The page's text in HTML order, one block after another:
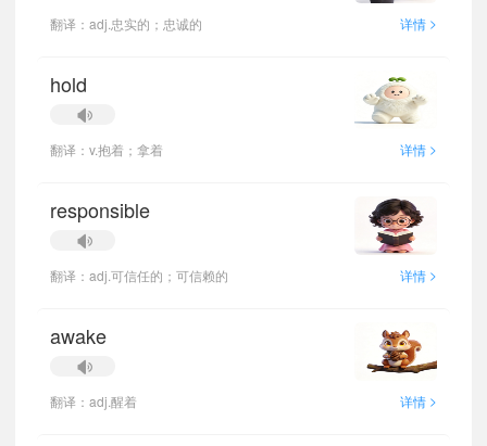
翻译：adj.忠实的；忠诚的 详情 >
hold
翻译：v.抱着；拿着 详情 >
responsible
翻译：adj.可信任的；可信赖的 详情 >
awake
翻译：adj.醒着 详情 >